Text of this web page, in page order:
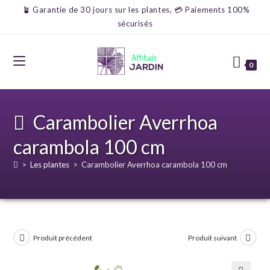
🪴 Garantie de 30 jours sur les plantes, 💳 Paiements 100%
sécurisés
0
Carambolier Averrhoa
carambola 100 cm
> Les plantes > Carambolier Averrhoa carambola 100 cm
Produit précédent Produit suivant